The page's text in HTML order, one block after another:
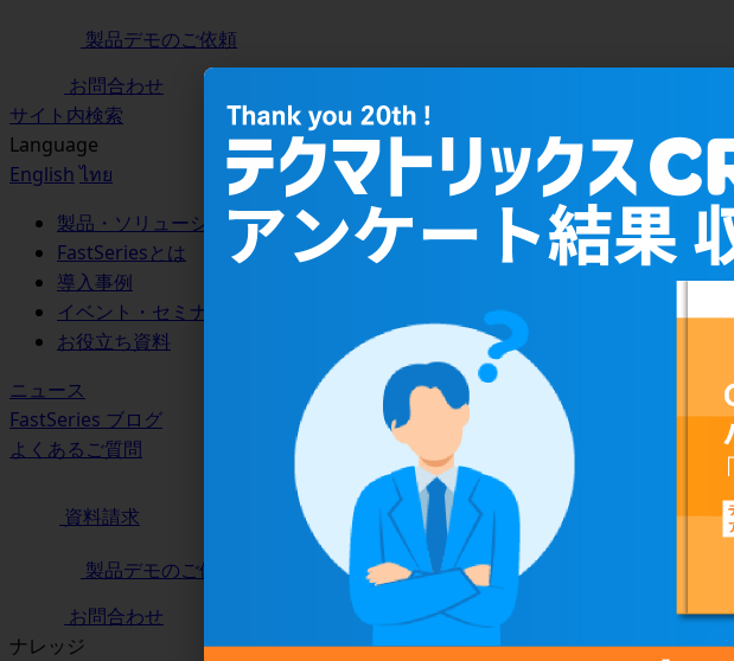
製品デモのご依頼
お問合わせ
サイト内検索
Language
English ไทย
製品・ソリューション
FastSeriesとは
導入事例
イベント・セミナー
お役立ち資料
ニュース
FastSeries ブログ
よくあるご質問
資料請求
製品デモのご依頼
お問合わせ
ナレッジ